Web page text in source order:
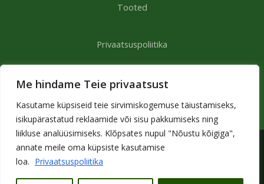
Me hindame Teie privaatsust
Kasutame küpsiseid teie sirvimiskogemuse täiustamiseks,
isikupärastatud reklaamide või sisu pakkumiseks ning
liikluse analüüsimiseks. Klõpsates nupul "Nõustu kõigiga",
annate meile oma küpsiste kasutamise
loa. Privaatsuspoliitika
Tooted
Privaatsuspoliitika
Müügitingimused
Copyright © 2026 | Alge